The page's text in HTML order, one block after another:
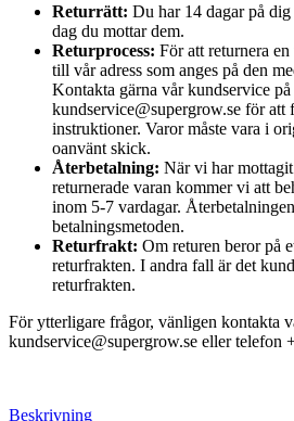
Returrätt: Du har 14 dagar på
dag du mottar dem.
Returprocess: För att returnera
till vår adress som anges på den
Kontakta gärna vår kundservice på
kundservice@supergrow.se för att
instruktioner. Varor måste vara i
oanvänt skick.
Återbetalning: När vi har
returnerade varan kommer vi att
inom 5-7 vardagar.
betalningsmetoden.
Returfrakt: Om returen beror på
returfrakten. I andra fall är det
returfrakten.
För ytterligare frågor, vänligen kontakta
kundservice@supergrow.se eller telefon
Beskrivning